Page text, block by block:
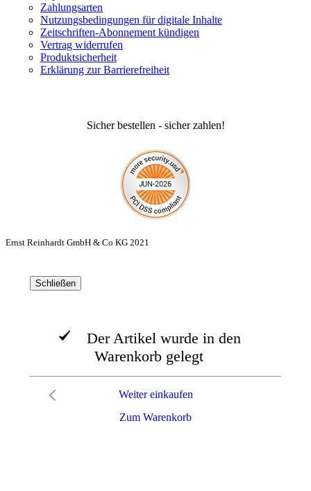
Zahlungsarten
Nutzungsbedingungen für digitale Inhalte
Zeitschriften-Abonnement kündigen
Vertrag widerrufen
Produktsicherheit
Erklärung zur Barrierefreiheit
Sicher bestellen - sicher zahlen!
Ernst Reinhardt GmbH & Co KG 2021
Schließen
Der Artikel wurde in den
Warenkorb gelegt
Zum Warenkorb
Weiter einkaufen